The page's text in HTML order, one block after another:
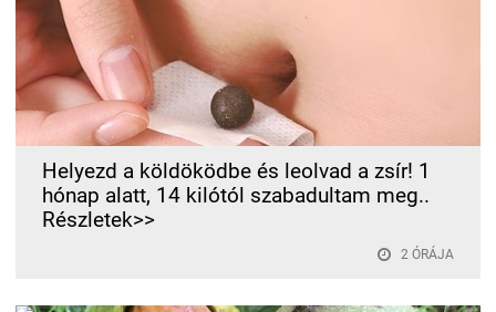
Helyezd a köldöködbe és leolvad a zsír! 1
hónap alatt, 14 kilótól szabadultam meg..
Részletek>>
2 ÓRÁJA